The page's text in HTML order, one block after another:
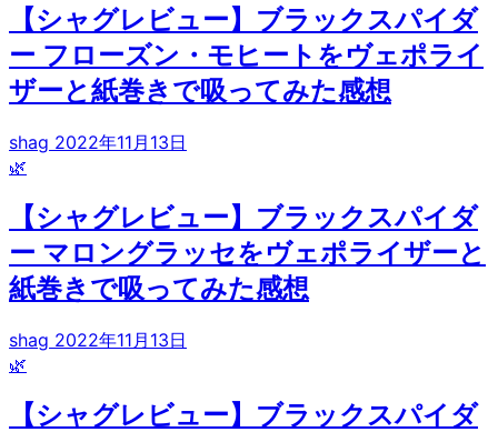
【シャグレビュー】ブラックスパイダ
ー フローズン・モヒートをヴェポライ
ザーと紙巻きで吸ってみた感想
shag 2022年11月13日
🌿
【シャグレビュー】ブラックスパイダ
ー マロングラッセをヴェポライザーと
紙巻きで吸ってみた感想
shag 2022年11月13日
🌿
【シャグレビュー】ブラックスパイダ